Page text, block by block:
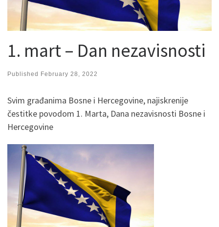
1. mart – Dan nezavisnosti
Published February 28, 2022
Svim građanima Bosne i Hercegovine, najiskrenije
čestitke povodom 1. Marta, Dana nezavisnosti Bosne i
Hercegovine